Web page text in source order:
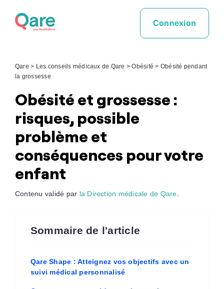
Connexion
Qare > Les conseils médicaux de Qare >Obésité > Obésité pendant
la grossesse
Obésité et grossesse :
risques, possible
problème et
conséquences pour votre
enfant
Contenu validé par la Direction médicale de Qare
Sommaire de l'article
Qare Shape : Atteignez vos objectifs avec un
suivi médical personnalisé